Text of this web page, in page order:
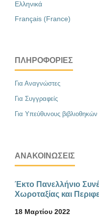
Ελληνικά
Français (France)
ΠΛΗΡΟΦΟΡΊΕΣ
Για Αναγνώστες
Για Συγγραφείς
Για Υπεύθυνους βιβλιοθηκών
ΑΝΑΚΟΙΝΏΣΕΙΣ
Έκτο Πανελλήνιο
Χωροταξίας και
18 Μαρτίου 2022